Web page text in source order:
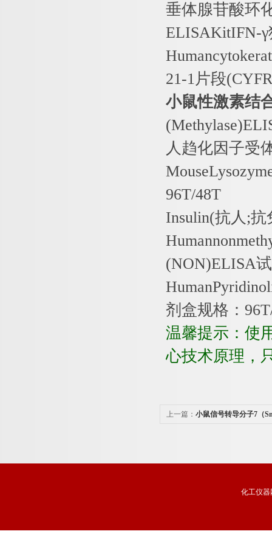
垂体腺苷酸环
ELISAKitIFN-
21-1片段
小鼠性激素结
人趋化因子受
96T/48T
Insulin(抗人 ;抗
(NON)ELISA
剂盒规格：
温馨提示：使
心技术原理，
上一篇： 小鼠信号转导分子7（
化工仪器